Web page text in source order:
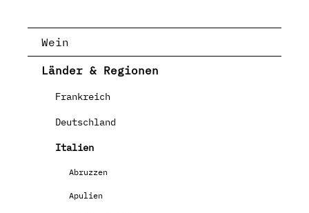
Wein
Länder & Regionen
Frankreich
Deutschland
Italien
Abruzzen
Apulien